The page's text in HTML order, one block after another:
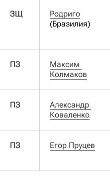
ЗЩ
Родриго
(Бразилия)
ПЗ
Максим
Колмаков
ПЗ
Александр
Коваленко
ПЗ Егор Пруцев